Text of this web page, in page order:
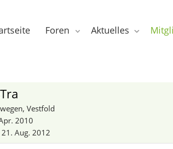
Foren Aktuelles
Vestfold
2010
21. Aug. 2012